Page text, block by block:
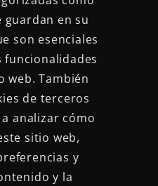
guardan en su
son esenciales
web. También
de terceros
analizar cómo
sitio web,
y
y la